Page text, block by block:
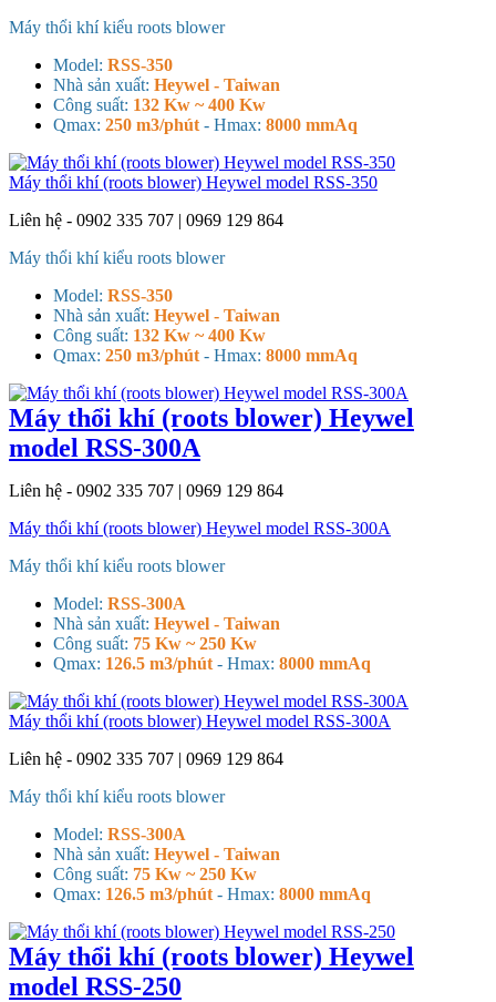
Máy thổi khí kiểu roots blower
Model: RSS-350
Nhà sản xuất: Heywel - Taiwan
Công suất: 132 Kw ~ 400 Kw
Qmax: 250 m3/phút - Hmax: 8000 mmAq
Máy thổi khí (roots blower) Heywel model RSS-350
Liên hệ - 0902 335 707 | 0969 129 864
Máy thổi khí kiểu roots blower
Model: RSS-350
Nhà sản xuất: Heywel - Taiwan
Công suất: 132 Kw ~ 400 Kw
Qmax: 250 m3/phút - Hmax: 8000 mmAq
Máy thổi khí (roots blower) Heywel
model RSS-300A
Liên hệ - 0902 335 707 | 0969 129 864
Máy thổi khí (roots blower) Heywel model RSS-300A
Máy thổi khí kiểu roots blower
Model: RSS-300A
Nhà sản xuất: Heywel - Taiwan
Công suất: 75 Kw ~ 250 Kw
Qmax: 126.5 m3/phút - Hmax: 8000 mmAq
Máy thổi khí (roots blower) Heywel model RSS-300A
Liên hệ - 0902 335 707 | 0969 129 864
Máy thổi khí kiểu roots blower
Model: RSS-300A
Nhà sản xuất: Heywel - Taiwan
Công suất: 75 Kw ~ 250 Kw
Qmax: 126.5 m3/phút - Hmax: 8000 mmAq
Máy thổi khí (roots blower) Heywel
model RSS-250